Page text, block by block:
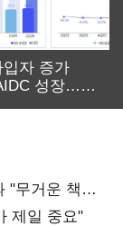
입자 증가
성장…
"무거운 책임
제일 중요"